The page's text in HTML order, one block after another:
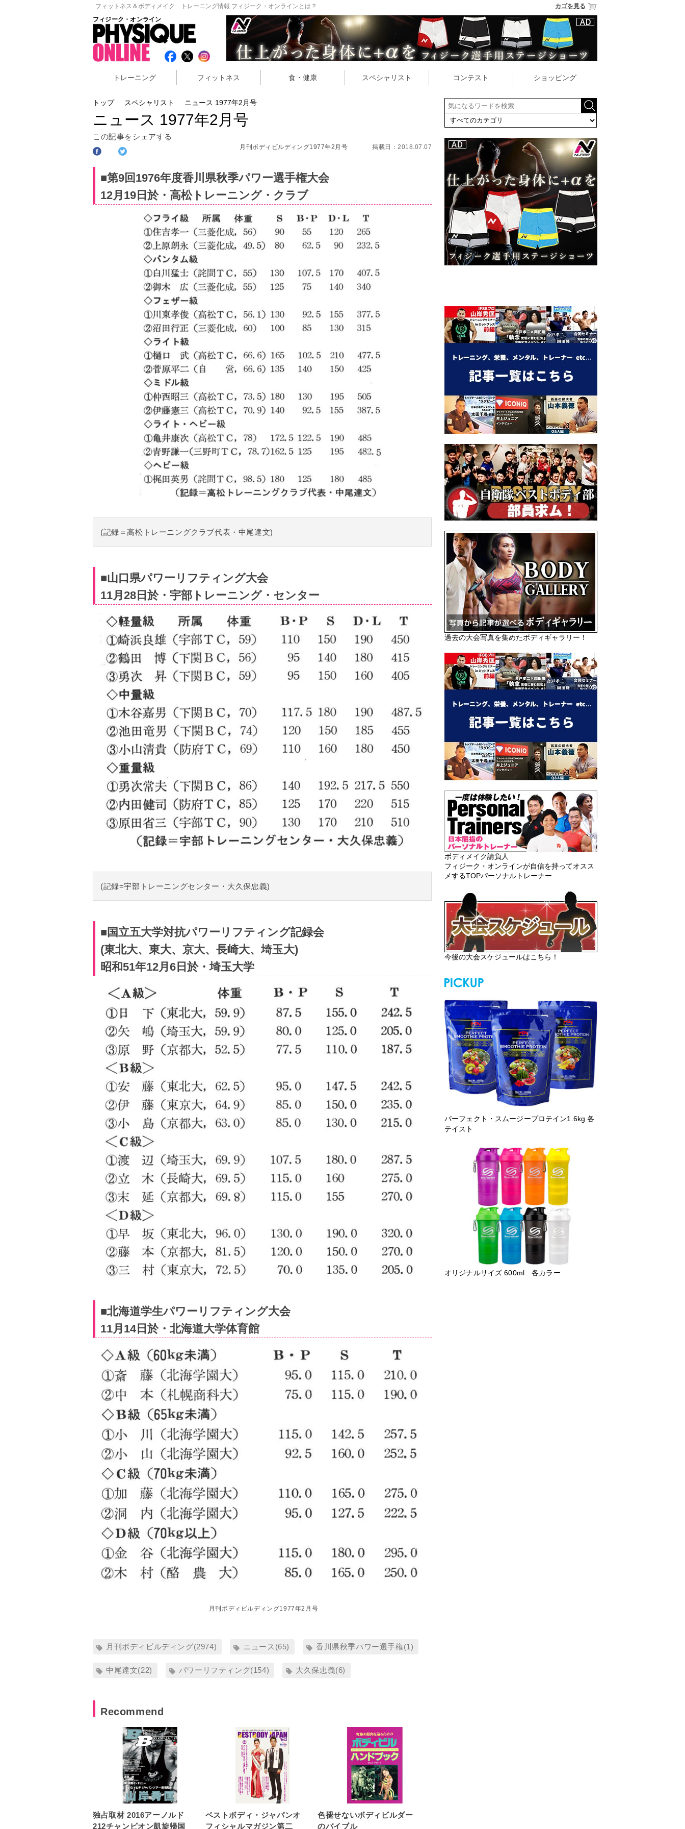
フィットネス＆ボディメイク トレーニング情報 フィジーク・オンラインとは？
カゴを見る
フィジーク・オンライン
トレーニング フィットネス 食・健康 スペシャリスト コンテスト ショッピング
過去の大会写真を集めたボディギャラリー！
ボディメイク請負人
フィジーク・オンラインが自信を持ってオスス
メするTOPパーソナルトレーナー
今後の大会スケジュールはこちら！
パーフェクト・スムージープロテイン1.6kg 各
テイスト
オリジナルサイズ 600ml 各カラー
トップ スペシャリスト ニュース 1977年2月号
ニュース 1977年2月号
この記事をシェアする
月刊ボディビルディング1977年2月号 掲載日：2018.07.07
■第9回1976年度香川県秋季パワー選手権大会
12月19日於・高松トレーニング・クラブ
(記録＝高松トレーニングクラブ代表・中尾達文)
■山口県パワーリフティング大会
11月28日於・宇部トレーニング・センター
(記録=宇部トレーニングセンター・大久保忠義)
■国立五大学対抗パワーリフティング記録会
(東北大、東大、京大、長崎大、埼玉大)
昭和51年12月6日於・埼玉大学
■北海道学生パワーリフティング大会
11月14日於・北海道大学体育館
月刊ボディビルディング1977年2月号
月刊ボディビルディング(2974) ニュース(65) 香川県秋季パワー選手権(1)
中尾達文(22) パワーリフティング(154) 大久保忠義(6)
Recommend
独占取材 2016アーノルド
212チャンピオン凱旋帰国
ベストボディ・ジャパンオ
フィシャルマガジン第二
色褪せないボディビルダー
のバイブル